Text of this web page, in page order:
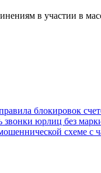
в участии в